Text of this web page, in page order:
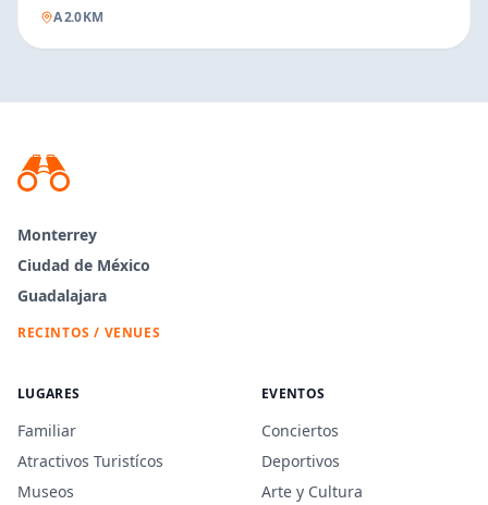
A2.0KM
Monterrey
Ciudad de México
Guadalajara
RECINTOS / VENUES
LUGARES
Familiar
Atractivos Turistícos
Museos
EVENTOS
Conciertos
Deportivos
Arte y Cultura